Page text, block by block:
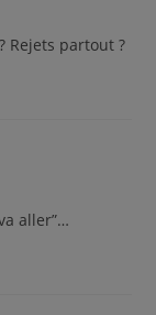
Rejets partout ?
aller”…